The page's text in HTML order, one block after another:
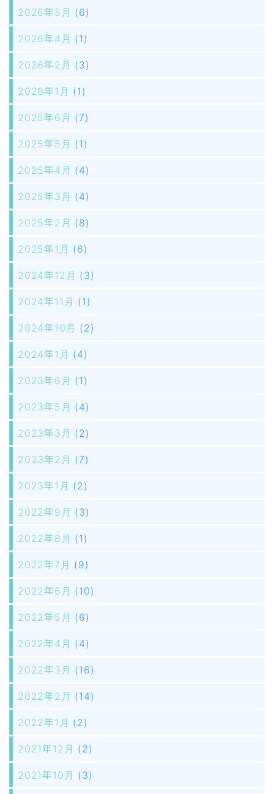
2026年5月 (6)
2026年4月 (1)
2026年2月 (3)
2026年1月 (1)
2025年6月 (7)
2025年5月 (1)
2025年4月 (4)
2025年3月 (4)
2025年2月 (8)
2025年1月 (6)
2024年12月 (3)
2024年11月 (1)
2024年10月 (2)
2024年1月 (4)
2023年6月 (1)
2023年5月 (4)
2023年3月 (2)
2023年2月 (7)
2023年1月 (2)
2022年9月 (3)
2022年8月 (1)
2022年7月 (9)
2022年6月 (10)
2022年5月 (6)
2022年4月 (4)
2022年3月 (16)
2022年2月 (14)
2022年1月 (2)
2021年12月 (2)
2021年10月 (3)